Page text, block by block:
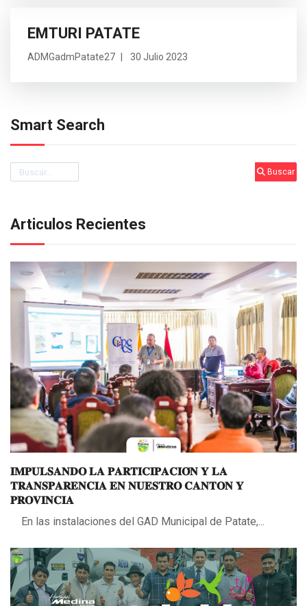
EMTURI PATATE
ADMGadmPatate27 30 Julio 2023
Smart Search
Buscar Buscar
Articulos Recientes
𝐈𝐌𝐏𝐔𝐋𝐒𝐀𝐍𝐃𝐎 𝐋𝐀 𝐏𝐀𝐑𝐓𝐈𝐂𝐈𝐏𝐀𝐂𝐈𝐎́𝐍 𝐘 𝐋𝐀
𝐓𝐑𝐀𝐍𝐒𝐏𝐀𝐑𝐄𝐍𝐂𝐈𝐀 𝐄𝐍 𝐍𝐔𝐄𝐒𝐓𝐑𝐎 𝐂𝐀𝐍𝐓𝐎𝐍 𝐘
𝐏𝐑𝐎𝐕𝐈𝐍𝐂𝐈𝐀
En las instalaciones del GAD Municipal de Patate,...